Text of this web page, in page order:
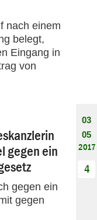
nach einem
belegt,
Eingang in
von
gegen ein
gegen ein
gegen
03
05
2017
4